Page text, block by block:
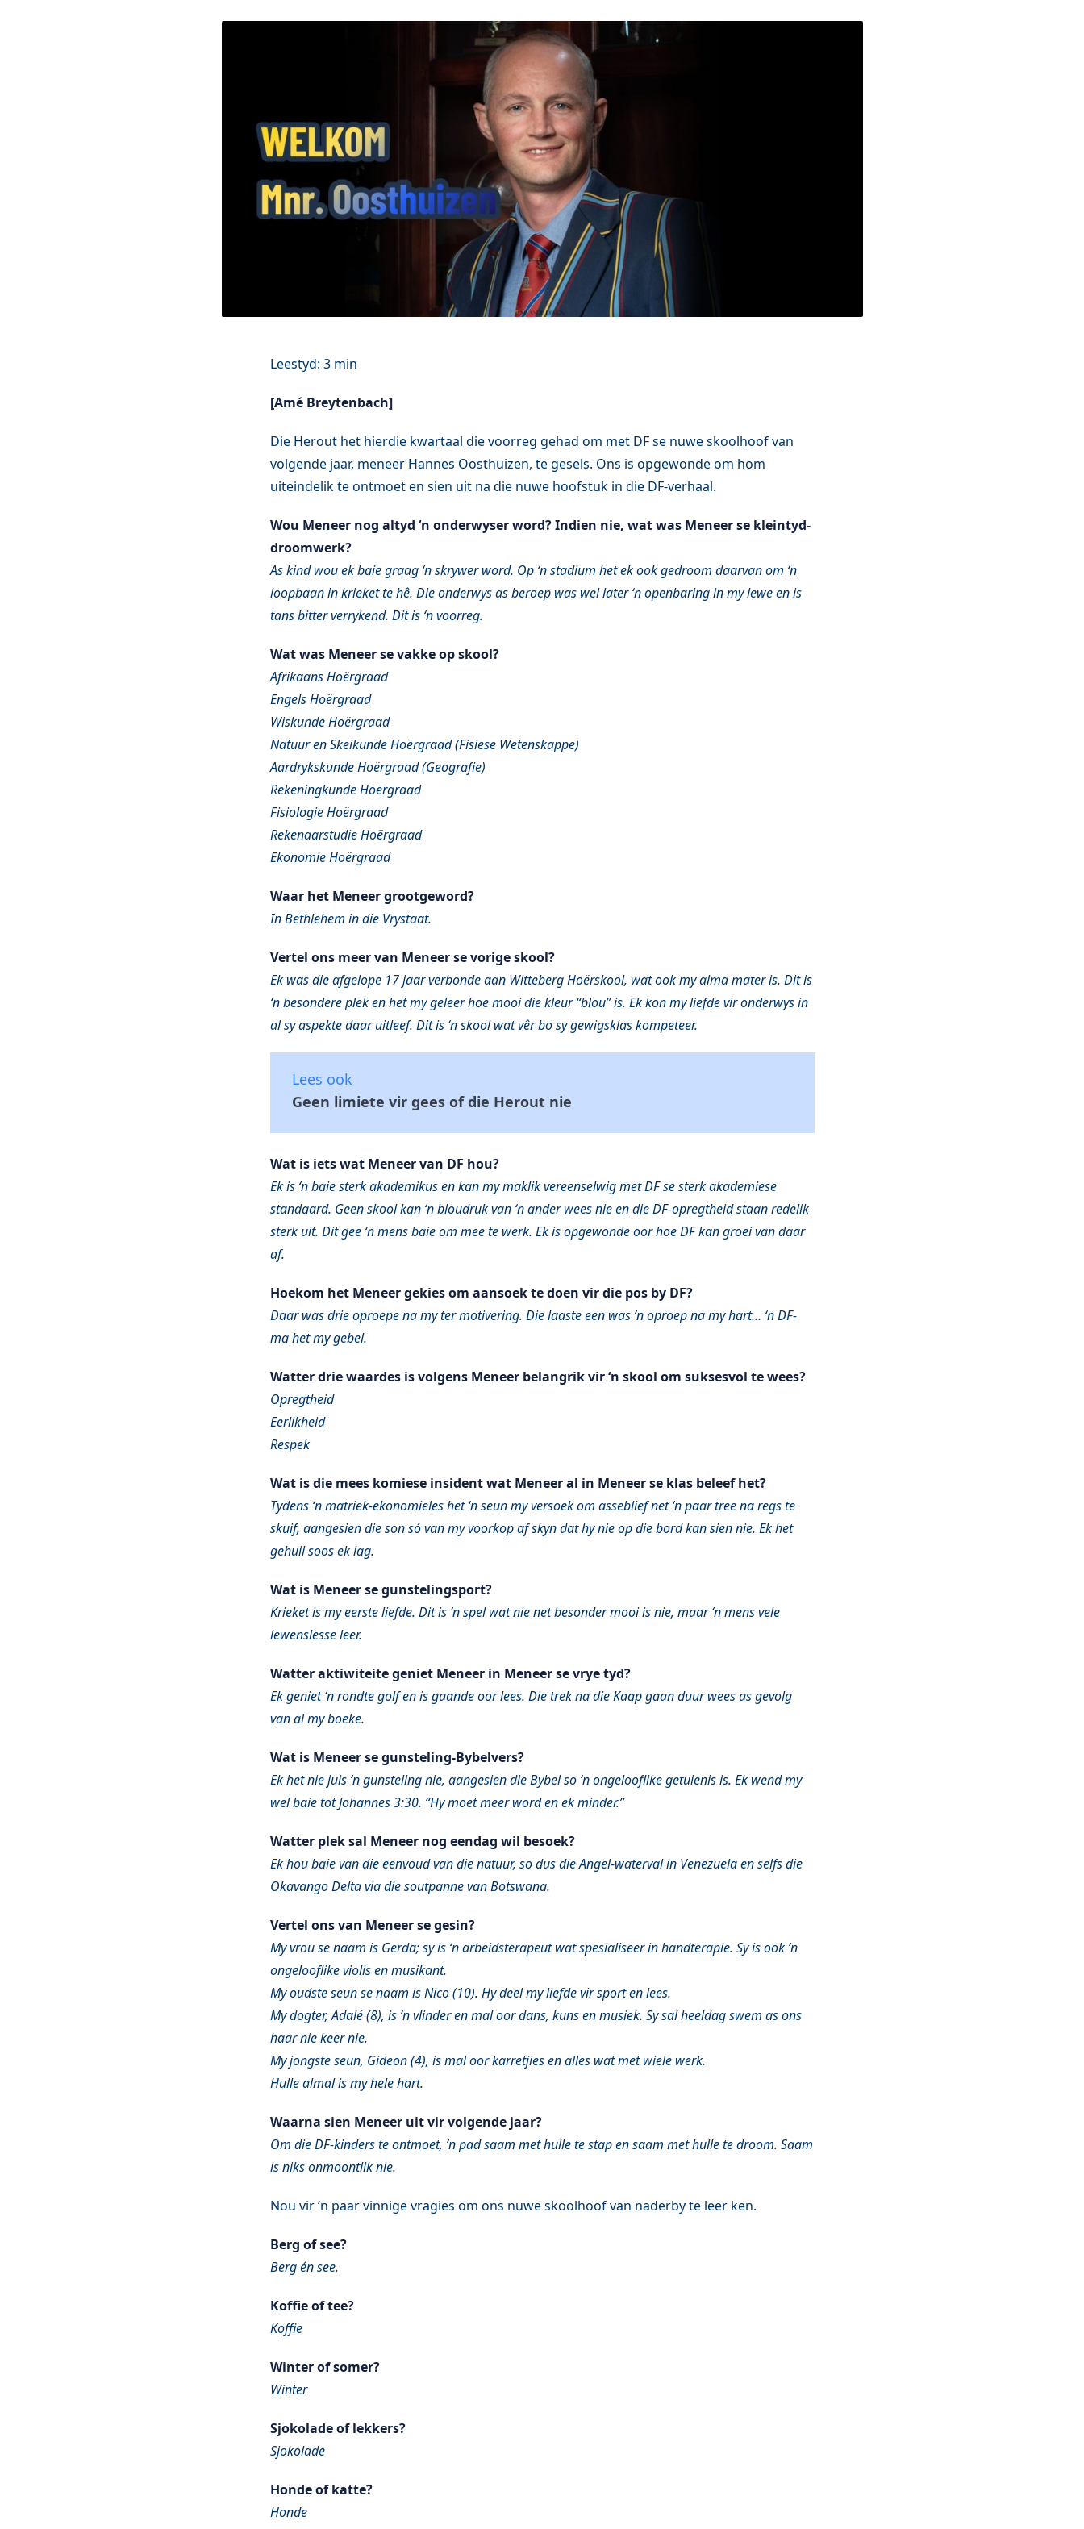
[Amé Breytenbach]
Die Herout het hierdie kwartaal die voorreg gehad om met DF se nuwe skoolhoof van
volgende jaar, meneer Hannes Oosthuizen, te gesels. Ons is opgewonde om hom
uiteindelik te ontmoet en sien uit na die nuwe hoofstuk in die DF-verhaal.
Wou Meneer nog altyd ‘n onderwyser word? Indien nie, wat was Meneer se kleintyd-
droomwerk?
As kind wou ek baie graag ‘n skrywer word. Op ‘n stadium het ek ook gedroom daarvan om ‘n
loopbaan in krieket te hê. Die onderwys as beroep was wel later ‘n openbaring in my lewe en is
tans bitter verrykend. Dit is ‘n voorreg.
Wat was Meneer se vakke op skool?
Afrikaans Hoërgraad
Engels Hoërgraad
Wiskunde Hoërgraad
Natuur en Skeikunde Hoërgraad (Fisiese Wetenskappe)
Aardrykskunde Hoërgraad (Geografie)
Rekeningkunde Hoërgraad
Fisiologie Hoërgraad
Rekenaarstudie Hoërgraad
Ekonomie Hoërgraad
Waar het Meneer grootgeword?
In Bethlehem in die Vrystaat.
Vertel ons meer van Meneer se vorige skool?
Ek was die afgelope 17 jaar verbonde aan Witteberg Hoërskool, wat ook my alma mater is. Dit is
‘n besondere plek en het my geleer hoe mooi die kleur “blou” is. Ek kon my liefde vir onderwys in
al sy aspekte daar uitleef. Dit is ‘n skool wat vêr bo sy gewigsklas kompeteer.
Lees ook
Geen limiete vir gees of die Herout nie
Wat is iets wat Meneer van DF hou?
Ek is ‘n baie sterk akademikus en kan my maklik vereenselwig met DF se sterk akademiese
standaard. Geen skool kan ‘n bloudruk van ‘n ander wees nie en die DF-opregtheid staan redelik
sterk uit. Dit gee ‘n mens baie om mee te werk. Ek is opgewonde oor hoe DF kan groei van daar
af.
Hoekom het Meneer gekies om aansoek te doen vir die pos by DF?
Daar was drie oproepe na my ter motivering. Die laaste een was ‘n oproep na my hart… ‘n DF-
ma het my gebel.
Watter drie waardes is volgens Meneer belangrik vir ‘n skool om suksesvol te wees?
Opregtheid
Eerlikheid
Respek
Wat is die mees komiese insident wat Meneer al in Meneer se klas beleef het?
Tydens ‘n matriek-ekonomieles het ‘n seun my versoek om asseblief net ‘n paar tree na regs te
skuif, aangesien die son só van my voorkop af skyn dat hy nie op die bord kan sien nie. Ek het
gehuil soos ek lag.
Wat is Meneer se gunstelingsport?
Krieket is my eerste liefde. Dit is ‘n spel wat nie net besonder mooi is nie, maar ‘n mens vele
lewenslesse leer.
Watter aktiwiteite geniet Meneer in Meneer se vrye tyd?
Ek geniet ‘n rondte golf en is gaande oor lees. Die trek na die Kaap gaan duur wees as gevolg
van al my boeke.
Wat is Meneer se gunsteling-Bybelvers?
Ek het nie juis ‘n gunsteling nie, aangesien die Bybel so ‘n ongelooflike getuienis is. Ek wend my
wel baie tot Johannes 3:30. “Hy moet meer word en ek minder.”
Watter plek sal Meneer nog eendag wil besoek?
Ek hou baie van die eenvoud van die natuur, so dus die Angel-waterval in Venezuela en selfs die
Okavango Delta via die soutpanne van Botswana.
Vertel ons van Meneer se gesin?
My vrou se naam is Gerda; sy is ‘n arbeidsterapeut wat spesialiseer in handterapie. Sy is ook ‘n
ongelooflike violis en musikant.
My oudste seun se naam is Nico (10). Hy deel my liefde vir sport en lees.
My dogter, Adalé (8), is ‘n vlinder en mal oor dans, kuns en musiek. Sy sal heeldag swem as ons
haar nie keer nie.
My jongste seun, Gideon (4), is mal oor karretjies en alles wat met wiele werk.
Hulle almal is my hele hart.
Waarna sien Meneer uit vir volgende jaar?
Om die DF-kinders te ontmoet, ‘n pad saam met hulle te stap en saam met hulle te droom. Saam
is niks onmoontlik nie.
Nou vir ‘n paar vinnige vragies om ons nuwe skoolhoof van naderby te leer ken.
Berg of see?
Berg én see.
Koffie of tee?
Koffie
Winter of somer?
Winter
Sjokolade of lekkers?
Sjokolade
Honde of katte?
Honde